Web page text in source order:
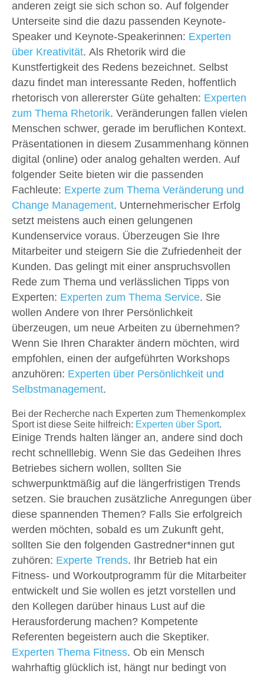
anderen zeigt sie sich schon so. Auf folgender
Unterseite sind die dazu passenden Keynote-
Speaker und Keynote-Speakerinnen: Experten
über Kreativität. Als Rhetorik wird die
Kunstfertigkeit des Redens bezeichnet. Selbst
dazu findet man interessante Reden, hoffentlich
rhetorisch von allererster Güte gehalten: Experten
zum Thema Rhetorik. Veränderungen fallen vielen
Menschen schwer, gerade im beruflichen Kontext.
Präsentationen in diesem Zusammenhang können
digital (online) oder analog gehalten werden. Auf
folgender Seite bieten wir die passenden
Fachleute: Experte zum Thema Veränderung und
Change Management. Unternehmerischer Erfolg
setzt meistens auch einen gelungenen
Kundenservice voraus. Überzeugen Sie Ihre
Mitarbeiter und steigern Sie die Zufriedenheit der
Kunden. Das gelingt mit einer anspruchsvollen
Rede zum Thema und verlässlichen Tipps von
Experten: Experten zum Thema Service. Sie
wollen Andere von Ihrer Persönlichkeit
überzeugen, um neue Arbeiten zu übernehmen?
Wenn Sie Ihren Charakter ändern möchten, wird
empfohlen, einen der aufgeführten Workshops
anzuhören: Experten über Persönlichkeit und
Selbstmanagement.
Bei der Recherche nach Experten zum Themenkomplex
Sport ist diese Seite hilfreich: Experten über Sport.
Einige Trends halten länger an, andere sind doch
recht schnelllebig. Wenn Sie das Gedeihen Ihres
Betriebes sichern wollen, sollten Sie
schwerpunktmäßig auf die längerfristigen Trends
setzen. Sie brauchen zusätzliche Anregungen über
diese spannenden Themen? Falls Sie erfolgreich
werden möchten, sobald es um Zukunft geht,
sollten Sie den folgenden Gastredner*innen gut
zuhören: Experte Trends. Ihr Betrieb hat ein
Fitness- und Workoutprogramm für die Mitarbeiter
entwickelt und Sie wollen es jetzt vorstellen und
den Kollegen darüber hinaus Lust auf die
Herausforderung machen? Kompetente
Referenten begeistern auch die Skeptiker.
Experten Thema Fitness. Ob ein Mensch
wahrhaftig glücklich ist, hängt nur bedingt von